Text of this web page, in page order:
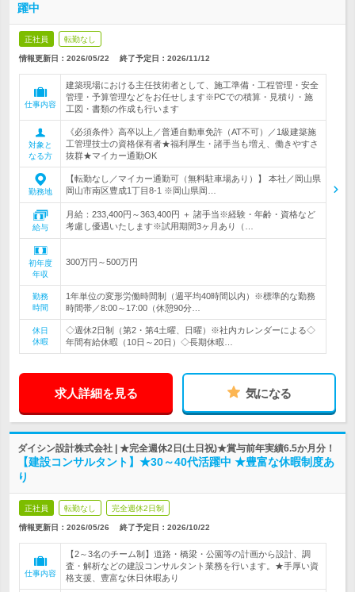
躍中
正社員 転勤なし
情報更新日：2026/05/22 終了予定日： 2026/11/12
仕事内容
建築現場における主任技術者として、施工準備・工程管理・安全
管理・予算管理などをお任せします※PCでの積算・見積り・施
工図・書類の作成も行います
対象と
なる方
《必須条件》高卒以上／普通自動車免許（AT不可）／1級建築施
工管理技士の資格保有者★福利厚生・諸手当も増え、働きやすさ
抜群★マイカー通勤OK
勤務地
【転勤なし／マイカー通勤可（無料駐車場あり）】 本社／岡山県
岡山市南区豊成1丁目8-1 ※岡山県岡…
給与
月給：233,400円～363,400円 ＋ 諸手当※経験・年齢・資格など
考慮し優遇いたします※試用期間3ヶ月あり（…
初年度
年収
300万円～500万円
勤務
時間
1年単位の変形労働時間制（週平均40時間以内）※標準的な勤務
時間帯／8:00～17:00（休憩90分…
休日
休暇
◇週休2日制（第2・第4土曜、日曜）※社内カレンダーによる◇
年間有給休暇（10日～20日）◇長期休暇…
求人詳細を見る 気になる
ダイシン設計株式会社 | ★完全週休2日(土日祝)★賞与前年実績6.5か月分！
【建設コンサルタント】★30～40代活躍中 ★豊富な休暇制度あ
り
正社員 転勤なし 完全週休2日制
情報更新日：2026/05/26 終了予定日： 2026/10/22
仕事内容
【2～3名のチーム制】道路・橋梁・公園等の計画から設計、調
査・解析などの建設コンサルタント業務を行います。★手厚い資
格支援、豊富な休日休暇あり